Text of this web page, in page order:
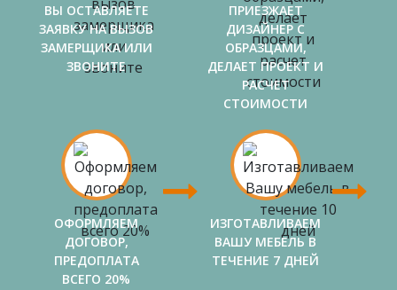
ВЫ ОСТАВЛЯЕТЕ
ЗАЯВКУ НА ВЫЗОВ
ЗАМЕРЩИКА ИЛИ
ЗВОНИТЕ
ПРИЕЗЖАЕТ
ДИЗАЙНЕР С
ОБРАЗЦАМИ,
ДЕЛАЕТ ПРОЕКТ И
РАСЧЕТ
СТОИМОСТИ
ОФОРМЛЯЕМ
ДОГОВОР,
ПРЕДОПЛАТА
ВСЕГО 20%
ИЗГОТАВЛИВАЕМ
ВАШУ МЕБЕЛЬ В
ТЕЧЕНИЕ 7 ДНЕЙ